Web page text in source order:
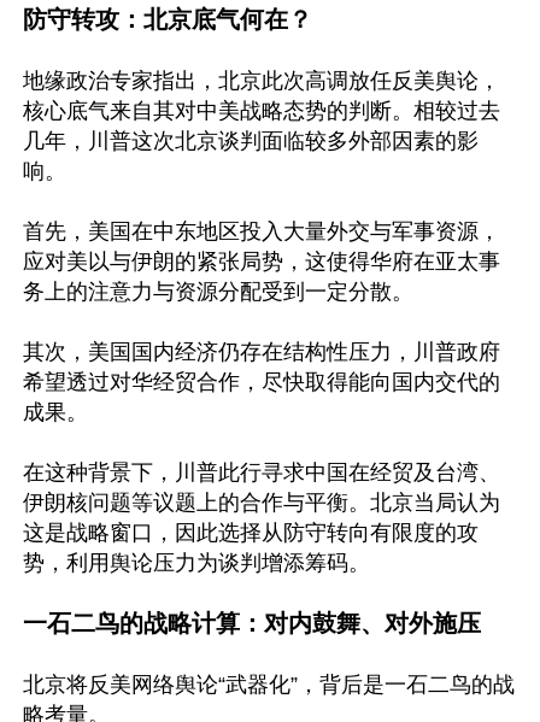
防守转攻：北京底气何在？
地缘政治专家指出，北京此次高调放任反美舆论，
核心底气来自其对中美战略态势的判断。相较过去
几年，川普这次北京谈判面临较多外部因素的影
响。
首先，美国在中东地区投入大量外交与军事资源，
应对美以与伊朗的紧张局势，这使得华府在亚太事
务上的注意力与资源分配受到一定分散。
其次，美国国内经济仍存在结构性压力，川普政府
希望透过对华经贸合作，尽快取得能向国内交代的
成果。
在这种背景下，川普此行寻求中国在经贸及台湾、
伊朗核问题等议题上的合作与平衡。北京当局认为
这是战略窗口，因此选择从防守转向有限度的攻
势，利用舆论压力为谈判增添筹码。
一石二鸟的战略计算：对内鼓舞、对外施压
北京将反美网络舆论“武器化”，背后是一石二鸟的战
略考量。